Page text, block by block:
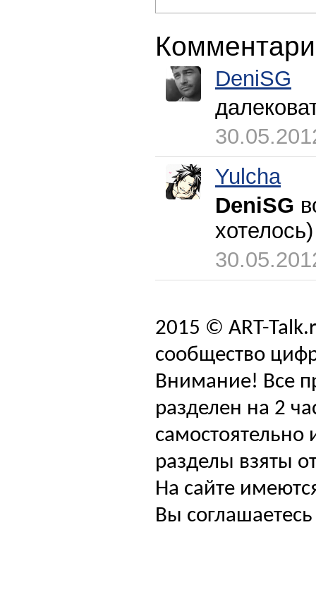
DeniSG
Yulcha
DeniSG
хотелось)
2015 © ART-
сообщество
Внимание! Все
разделен на 2
самостоятельно
разделы взяты
На сайте
Вы